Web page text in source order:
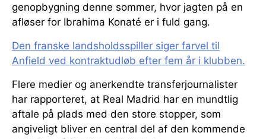
genopbygning denne sommer, hvor jagten på en
afløser for Ibrahima Konaté er i fuld gang.
Den franske landsholdsspiller siger farvel til
Anfield ved kontraktudløb efter fem år i klubben.
Flere medier og anerkendte transferjournalister
har rapporteret, at Real Madrid har en mundtlig
aftale på plads med den store stopper, som
angiveligt bliver en central del af den kommende